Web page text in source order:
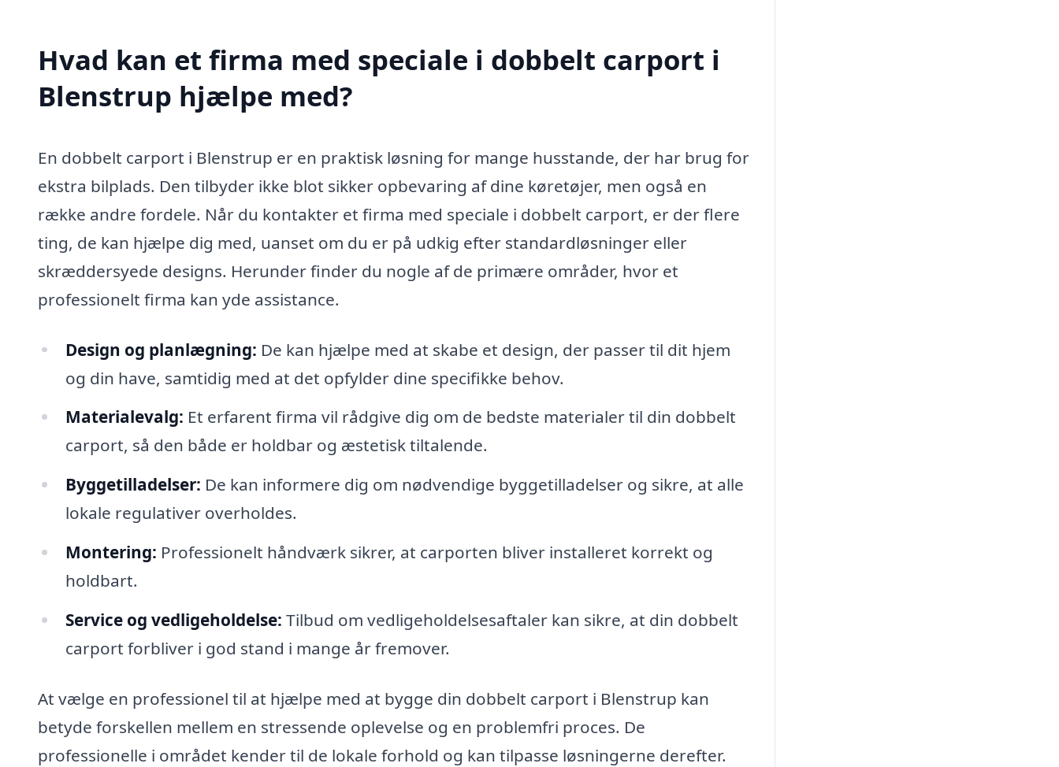
Hvad kan et firma med speciale i dobbelt carport i
Blenstrup hjælpe med?
En dobbelt carport i Blenstrup er en praktisk løsning for mange husstande, der har brug for
ekstra bilplads. Den tilbyder ikke blot sikker opbevaring af dine køretøjer, men også en
række andre fordele. Når du kontakter et firma med speciale i dobbelt carport, er der flere
ting, de kan hjælpe dig med, uanset om du er på udkig efter standardløsninger eller
skræddersyede designs. Herunder finder du nogle af de primære områder, hvor et
professionelt firma kan yde assistance.
Design og planlægning: De kan hjælpe med at skabe et design, der passer til dit hjem
og din have, samtidig med at det opfylder dine specifikke behov.
Materialevalg: Et erfarent firma vil rådgive dig om de bedste materialer til din dobbelt
carport, så den både er holdbar og æstetisk tiltalende.
Byggetilladelser: De kan informere dig om nødvendige byggetilladelser og sikre, at alle
lokale regulativer overholdes.
Montering: Professionelt håndværk sikrer, at carporten bliver installeret korrekt og
holdbart.
Service og vedligeholdelse: Tilbud om vedligeholdelsesaftaler kan sikre, at din dobbelt
carport forbliver i god stand i mange år fremover.
At vælge en professionel til at hjælpe med at bygge din dobbelt carport i Blenstrup kan
betyde forskellen mellem en stressende oplevelse og en problemfri proces. De
professionelle i området kender til de lokale forhold og kan tilpasse løsningerne derefter.